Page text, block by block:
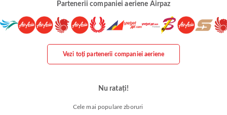
Partenerii companiei aeriene Airpaz
Vezi toți partenerii companiei aeriene
Nu ratați!
Cele mai populare zboruri